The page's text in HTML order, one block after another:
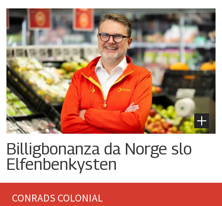
Billigbonanza da Norge slo
Elfenbenkysten
CONRADS COLONIAL